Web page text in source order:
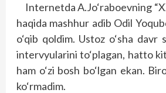
Internetda A.Jo‘raboevning
haqida mashhur adib Odil
o‘qib qoldim. Ustoz o‘sha davr
intervyularini to‘plagan, hatto
ham o‘zi bosh bo‘lgan ekan.
ko‘rmadim.